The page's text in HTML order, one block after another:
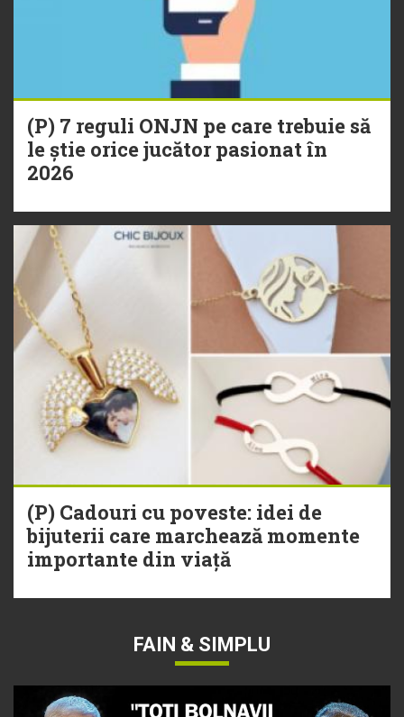
(P) 7 reguli ONJN pe care trebuie să
le știe orice jucător pasionat în
2026
(P) Cadouri cu poveste: idei de
bijuterii care marchează momente
importante din viață
FAIN & SIMPLU